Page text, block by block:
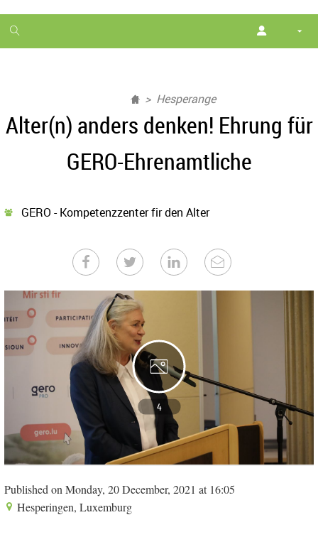
1
month
Hesperange
Alter(n) anders denken! Ehrung für
GERO-Ehrenamtliche
GERO - Kompetenzzenter fir den Alter
4
Published on Monday, 20 December, 2021 at 16:05
Hesperingen, Luxemburg